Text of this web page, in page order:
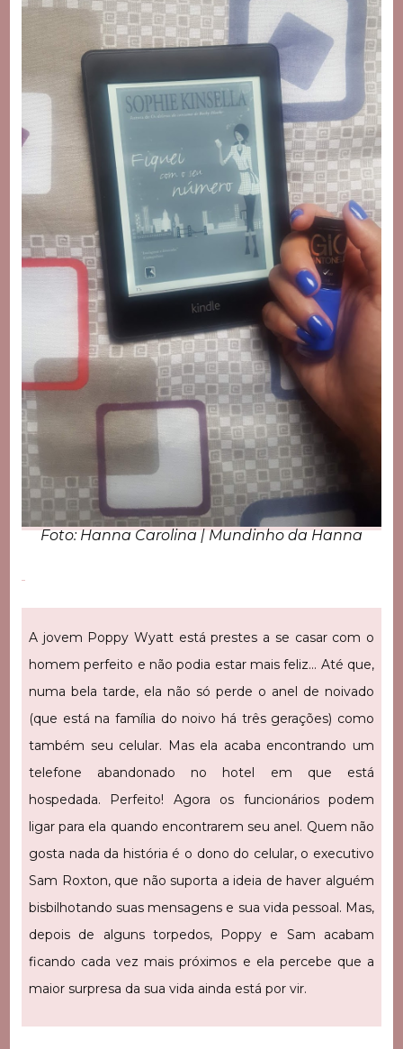
Foto: Hanna Carolina | Mundinho da Hanna
A jovem Poppy Wyatt está prestes a se casar com o
homem perfeito e não podia estar mais feliz… Até que,
numa bela tarde, ela não só perde o anel de noivado
(que está na família do noivo há três gerações) como
também seu celular. Mas ela acaba encontrando um
telefone abandonado no hotel em que está
hospedada. Perfeito! Agora os funcionários podem
ligar para ela quando encontrarem seu anel. Quem não
gosta nada da história é o dono do celular, o executivo
Sam Roxton, que não suporta a ideia de haver alguém
bisbilhotando suas mensagens e sua vida pessoal. Mas,
depois de alguns torpedos, Poppy e Sam acabam
ficando cada vez mais próximos e ela percebe que a
maior surpresa da sua vida ainda está por vir.